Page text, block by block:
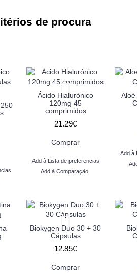
de procura
Ácido Hialurónico
120mg 45
comprimidos
21.29€
Comprar
Add à Lista de preferencias
Add à Comparação
Add à
Biokygen Duo 30 + 30
Cápsulas
12.85€
Comprar